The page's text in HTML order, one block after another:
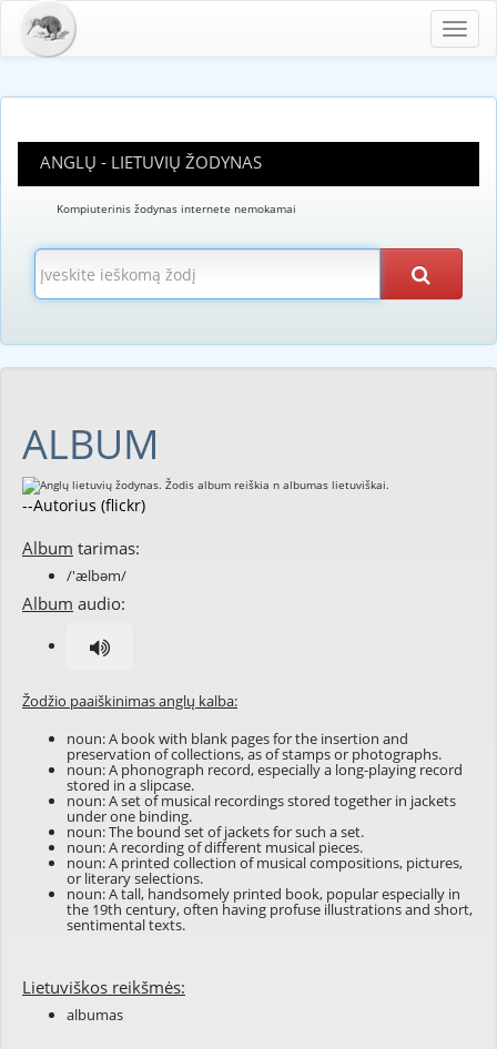
ANGLŲ - LIETUVIŲ ŽODYNAS
Kompiuterinis žodynas internete nemokamai
ALBUM
--Autorius (flickr)
Album tarimas:
/'ælbəm/
Album audio:
Žodžio paaiškinimas anglų kalba:
noun: A book with blank pages for the insertion and
preservation of collections, as of stamps or photographs.
noun: A phonograph record, especially a long-playing record
stored in a slipcase.
noun: A set of musical recordings stored together in jackets
under one binding.
noun: The bound set of jackets for such a set.
noun: A recording of different musical pieces.
noun: A printed collection of musical compositions, pictures,
or literary selections.
noun: A tall, handsomely printed book, popular especially in
the 19th century, often having profuse illustrations and short,
sentimental texts.
Lietuviškos reikšmės:
albumas